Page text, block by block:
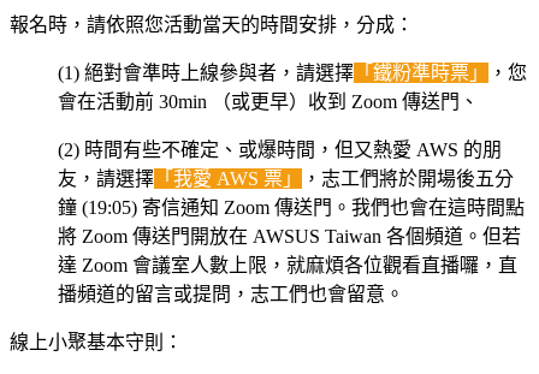
報名時，請依照您活動當天的時間安排，分成：
(1) 絕對會準時上線參與者，請選擇 「鐵粉準時票」
，您
會在活動前 30min （或更早）收到 Zoom 傳送門、
(2) 時間有些不確定、或爆時間，但又熱愛 AWS 的朋
友，請選擇 「我愛 AWS 票」
，志工們將於開場後五分
鐘 (19:05) 寄信通知 Zoom 傳送門。我們也會在這時間點
將 Zoom 傳送門開放在 AWSUS Taiwan 各個頻道。但若
達 Zoom 會議室人數上限，就麻煩各位觀看直播囉，直
播頻道的留言或提問，志工們也會留意。
線上小聚基本守則：